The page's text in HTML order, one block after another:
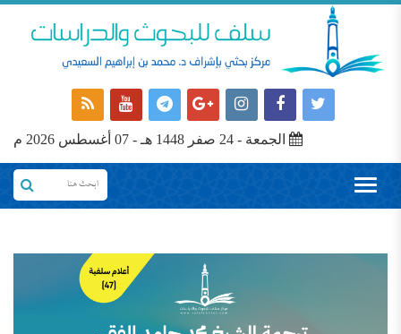
الجمعة - 24 صفر 1448 هـ - 07 أغسطس 2026 م